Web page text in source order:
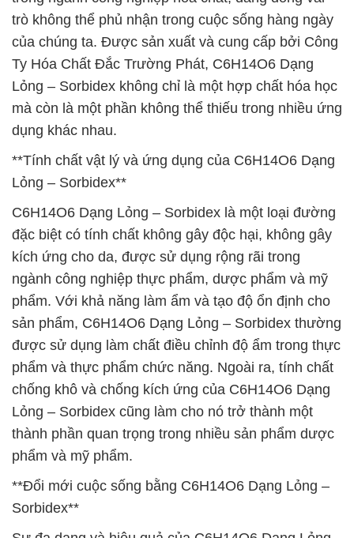
trò không thể phủ nhận trong cuộc sống hàng ngày
của chúng ta. Được sản xuất và cung cấp bởi Công
Ty Hóa Chất Đắc Trường Phát, C6H14O6 Dạng
Lỏng – Sorbidex không chỉ là một hợp chất hóa học
mà còn là một phần không thể thiếu trong nhiều ứng
dụng khác nhau.
**Tính chất vật lý và ứng dụng của C6H14O6 Dạng
Lỏng – Sorbidex**
C6H14O6 Dạng Lỏng – Sorbidex là một loại đường
đặc biệt có tính chất không gây độc hại, không gây
kích ứng cho da, được sử dụng rộng rãi trong
ngành công nghiệp thực phẩm, dược phẩm và mỹ
phẩm. Với khả năng làm ẩm và tạo độ ổn định cho
sản phẩm, C6H14O6 Dạng Lỏng – Sorbidex thường
được sử dụng làm chất điều chỉnh độ ẩm trong thực
phẩm và thực phẩm chức năng. Ngoài ra, tính chất
chống khô và chống kích ứng của C6H14O6 Dạng
Lỏng – Sorbidex cũng làm cho nó trở thành một
thành phần quan trọng trong nhiều sản phẩm dược
phẩm và mỹ phẩm.
**Đổi mới cuộc sống bằng C6H14O6 Dạng Lỏng –
Sorbidex**